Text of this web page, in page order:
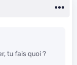
tu fais quoi ?